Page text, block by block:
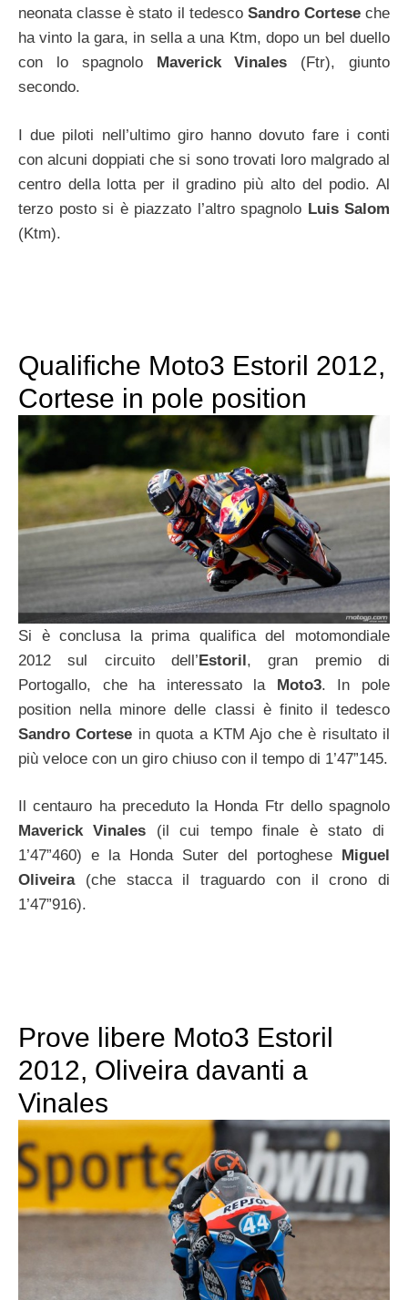
neonata classe è stato il tedesco Sandro Corteseche
ha vinto la gara, in sella a una Ktm, dopo un bel duello
con lo spagnolo
Maverick Vinales (Ftr), giunto
secondo.
I due piloti nell’ultimo giro hanno dovuto fare i conti
con alcuni doppiati che si sono trovati loro malgrado al
centro della lotta per il gradino più alto del podio. Al
terzo posto si è piazzato l’altro spagnolo Luis Salom
(Ktm).
Qualifiche Moto3 Estoril 2012,
Cortese in pole position
Si è conclusa la prima qualifica del motomondiale
2012 sul circuito dell’Estoril, gran premio di
Portogallo, che ha interessato la Moto3. In pole
position nella minore delle classi è finito il tedesco
Sandro Cortese in quota a KTM Ajo che è risultato il
più veloce con un giro chiuso con il tempo di 1’47”145.
Il centauro ha preceduto la Honda Ftr dello spagnolo
Maverick Vinales (il cui tempo finale è stato di
1’47”460) e la Honda Suter del portoghese
Miguel
Oliveira(che stacca il traguardo con il crono di
1’47”916).
Prove libere Moto3 Estoril
2012, Oliveira davanti a
Vinales